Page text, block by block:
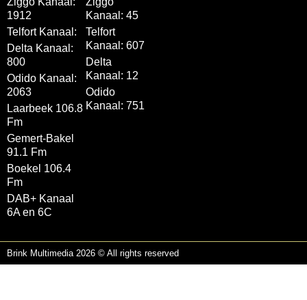
1912
Telfort Kanaal:
Delta Kanaal:
800
Odido Kanaal:
2063
Laarbeek 106.8
Fm
Gemert-Bakel
91.1 Fm
Boekel 106.4
Fm
DAB+ Kanaal
6A en 6C
Kanaal: 45
Telfort
Kanaal: 607
Delta
Kanaal: 12
Odido
Kanaal: 751
Brink Multimedia 2026 © All rights reserved